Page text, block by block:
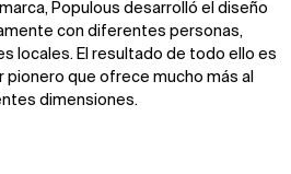
Populous desarrolló el diseño
con diferentes personas,
locales. El resultado de todo ello es
pionero que ofrece mucho más al
dimensiones.